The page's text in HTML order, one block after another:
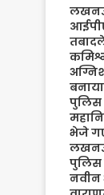
लखनऊ
भेजे
पुलिस
नवीन